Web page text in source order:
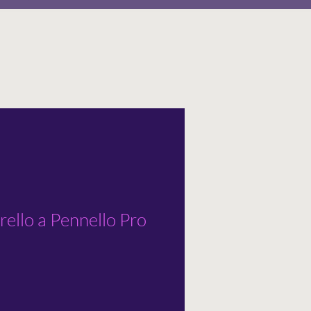
a Pennello Pro